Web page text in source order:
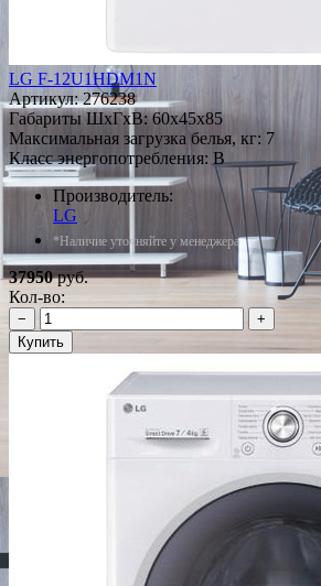
LG F-12U1HDM1N
Артикул:276238
Габариты ШxГxВ: 60x45x85
Максимальная загрузка белья, кг: 7
Класс энергопотребления: B
Производитель:
LG
*Наличие уточняйте у менеджера
37950руб.
Кол-во:
−
+
Купить